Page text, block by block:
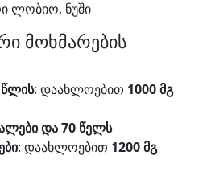
ლობიო, ნუში
მოხმარების
: დაახლოებით 1000 მგ
და 70 წელს
: დაახლოებით 1200 მგ